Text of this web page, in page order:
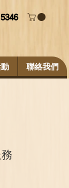
聯絡我們